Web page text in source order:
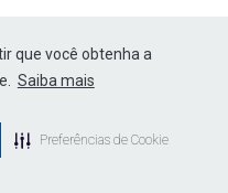
que você obtenha a
Saiba mais
Preferências de Cookie